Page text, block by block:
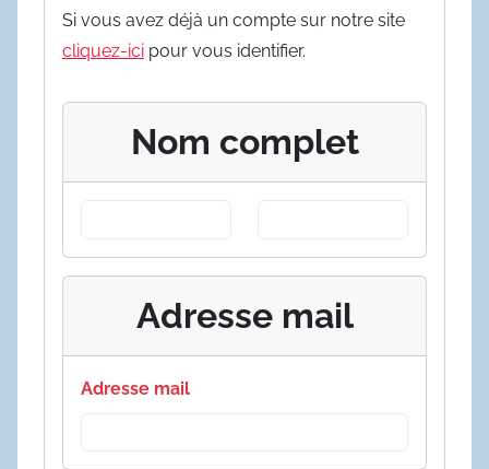
Si vous avez déjà un compte sur notre site
cliquez-ici pour vous identifier.
Nom complet
Adresse mail
Adresse mail